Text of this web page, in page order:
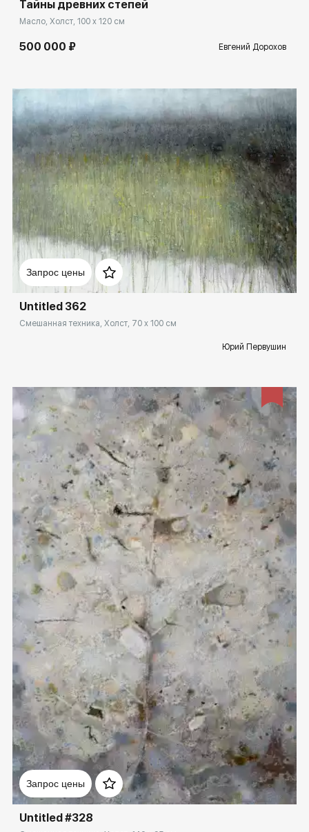
Тайны древних степей
Масло, Холст, 100 x 120 см
500 000 ₽ Евгений Дорохов
Запрос цены
Домен: rakovgallery.ru
Untitled 362
Смешанная техника, Холст, 70 x 100 см
Юрий Первушин
Запрос цены
Домен: rakovgallery.ru
Untitled #328